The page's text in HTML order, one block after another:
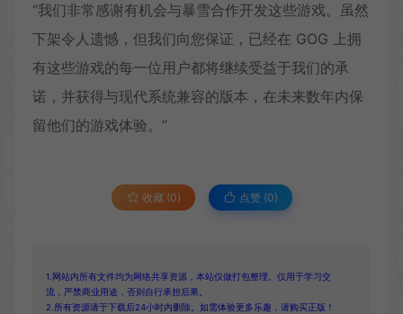
“我们非常感谢有机会与暴雪合作开发这些游戏。虽然
下架令人遗憾，但我们向您保证，已经在 GOG 上拥
有这些游戏的每一位用户都将继续受益于我们的承
诺，并获得与现代系统兼容的版本，在未来数年内保
留他们的游戏体验。”
收藏 (0) 点赞 (0)
1.网站内所有文件均为网络共享资源，本站仅做打包整理。仅用于学习交
流，严禁商业用途，否则自行承担后果。
2.所有资源请于下载后24小时内删除。如需体验更多乐趣，请购买正版！